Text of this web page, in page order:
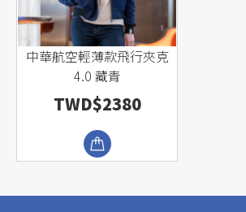
中華航空輕薄款飛行夾克
4.0 藏青
TWD$2380